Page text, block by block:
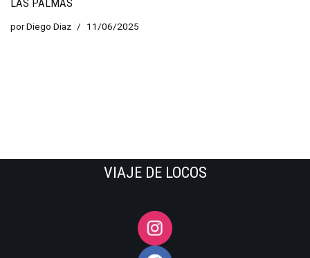
LAS PALMAS
porDiego Diaz 11/06/2025
VIAJE DE LOCOS